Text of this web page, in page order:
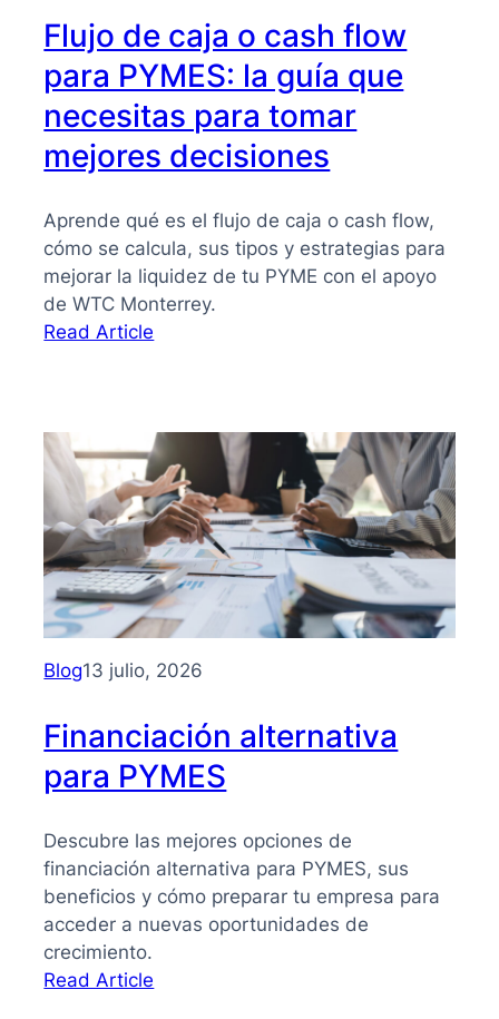
Flujo de caja o cash flow
para PYMES: la guía que
necesitas para tomar
mejores decisiones
Aprende qué es el flujo de caja o cash flow,
cómo se calcula, sus tipos y estrategias para
mejorar la liquidez de tu PYME con el apoyo
de WTC Monterrey.
Read Article
o
cash
flow
para
PYMES:
la
guía
que
necesitas
tomar
mejores
decisiones
Blog13 julio, 2026
Financiación alternativa
para PYMES
Descubre las mejores opciones de
financiación alternativa para PYMES, sus
beneficios y cómo preparar tu empresa para
acceder a nuevas oportunidades de
crecimiento.
Read Article